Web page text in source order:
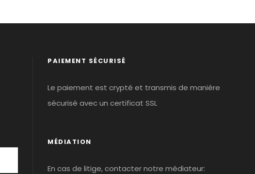
PAIEMENT SÉCURISÉ
Le paiement est crypté et transmis de maniére
sécurisé avec un certificat SSL
MÉDIATION
En cas de litige, contacter notre médiateur: